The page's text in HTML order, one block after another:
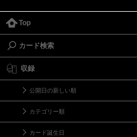
Top
カード検索
収録
公開日の新しい順
カテゴリー順
カード誕生日